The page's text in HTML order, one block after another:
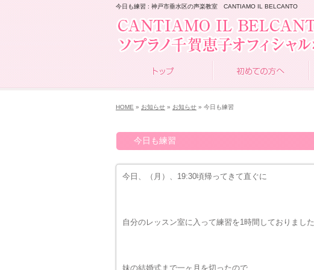
今日も練習 : 神戸市垂水区の声楽教室 CANTIAMO IL BELCANTO
HOME » お知らせ » お知らせ » 今日も練習
今日も練習
今日、（月）、19:30頃帰ってきて直ぐに
自分のレッスン室に入って練習を1時間しておりました
妹の結婚式まで一ヶ月を切ったので